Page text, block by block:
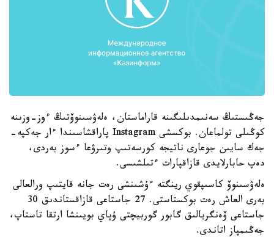
جەڭىستىڭ سەنىمدىلىگىنە قاراماستان، ەلەۋسىنوۆتىڭ ءوز-وزىنە
كوڭىلى تولماعان. بوكسشى Instagram پاراقشاسىندا ءار جەكپە-
جەك سايىن جوعارى ناتيجە كورسەتىپ وتىرۋعا ءسوز بەردى،
دەپ حابارلايدى قازاقپارات ءتىلشىسى.
ەلەۋسىنوۆ كاسىپقوي رينگتە ءۇشىنشى رەت جانە قايتىپ ورالعالى
بەرى العاش رەت بوكستاستى. 27 جاستاعى قازاقستاندىق 30
جاستاعى ۆەنگريالىق گابور گوربيچتى ۇپاي بويىنشا ارتقا تاستاپ،
جەڭىمپاز اتاندى.